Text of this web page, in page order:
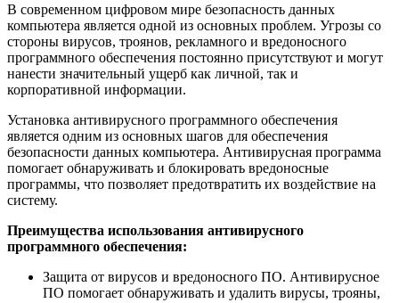
В современном цифровом мире безопасность данных
компьютера является одной из основных проблем. Угрозы со
стороны вирусов, троянов, рекламного и вредоносного
программного обеспечения постоянно присутствуют и могут
нанести значительный ущерб как личной, так и
корпоративной информации.
Установка антивирусного программного обеспечения
является одним из основных шагов для обеспечения
безопасности данных компьютера. Антивирусная программа
помогает обнаруживать и блокировать вредоносные
программы, что позволяет предотвратить их воздействие на
систему.
Преимущества использования антивирусного
программного обеспечения:
Защита от вирусов и вредоносного ПО. Антивирусное
ПО помогает обнаруживать и удалить вирусы, трояны,